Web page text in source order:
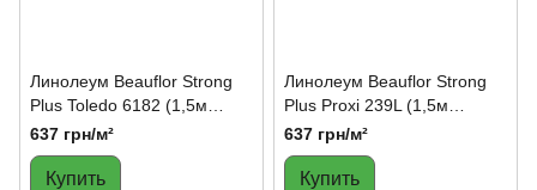
Линолеум Beauflor Strong
Plus Toledo 6182 (1,5м
ширина)
637 грн/м²
Купить
Линолеум Beauflor Strong
Plus Proxi 239L (1,5м
ширина)
637 грн/м²
Купить